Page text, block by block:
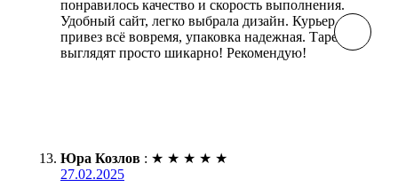
понравилось качество и скорость выполнения.
Удобный сайт, легко выбрала дизайн. Курьер
привез всё вовремя, упаковка надежная. Тарелки
выглядят просто шикарно! Рекомендую!
Юра Козлов : ★ ★ ★ ★ ★
27.02.2025